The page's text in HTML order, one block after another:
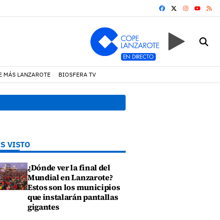
FACEBOOK
YOUTUBE
MÁS LANZAROTE BIOSFERA TV
un incendio en una vivienda de Playa Honda
VISTO
¿Dónde ver la final del
Mundial en Lanzarote?
Estos son los municipios
que instalarán pantallas
gigantes